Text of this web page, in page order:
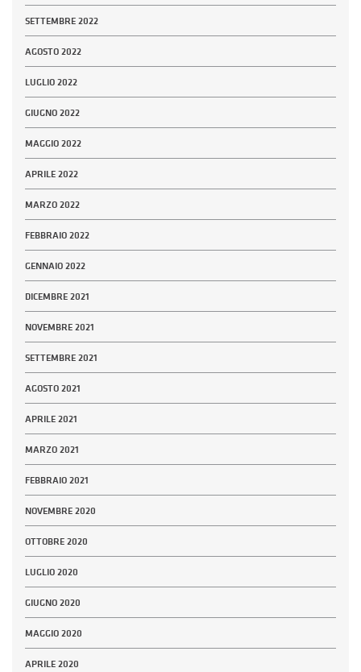
SETTEMBRE 2022
AGOSTO 2022
LUGLIO 2022
GIUGNO 2022
MAGGIO 2022
APRILE 2022
MARZO 2022
FEBBRAIO 2022
GENNAIO 2022
DICEMBRE 2021
NOVEMBRE 2021
SETTEMBRE 2021
AGOSTO 2021
APRILE 2021
MARZO 2021
FEBBRAIO 2021
NOVEMBRE 2020
OTTOBRE 2020
LUGLIO 2020
GIUGNO 2020
MAGGIO 2020
APRILE 2020